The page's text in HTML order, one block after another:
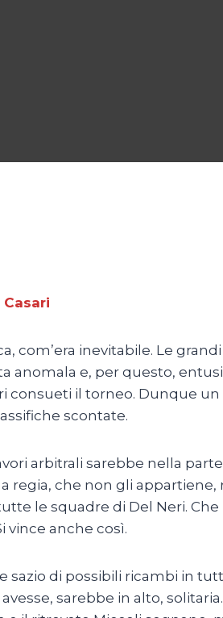
com’era inevitabile. Le
anomala e, per questo,
il torneo. Dunque
scontate.
arbitrali sarebbe nella
regia, che non gli
le squadre di Del Neri.
vince anche così.
sazio di possibili ricambi in
sarebbe in alto,